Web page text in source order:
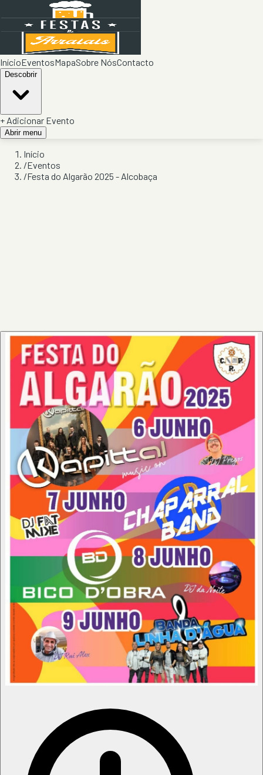
InícioEventosMapaSobre NósContacto
Descobrir
+ Adicionar Evento
Abrir menu
Início
/Eventos
/Festa do Algarão 2025 - Alcobaça